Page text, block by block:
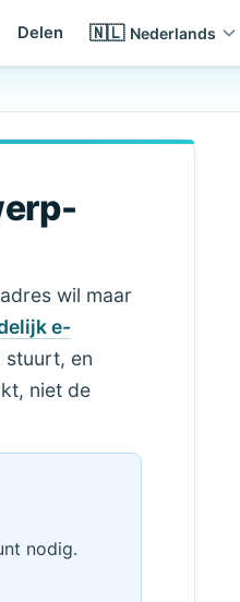
Delen 🇳🇱 Nederlands
wil maar
e-
stuurt, en
niet de
nodig.